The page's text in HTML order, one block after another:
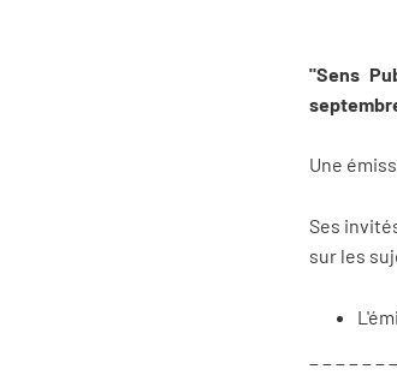
"Sens
Une
Ses
sur les